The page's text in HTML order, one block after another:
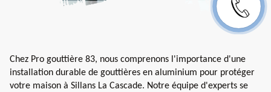
Chez Pro gouttière 83, nous comprenons l'importance d'une
installation durable de gouttières en aluminium pour protéger
votre maison à Sillans La Cascade. Notre équipe d'experts se